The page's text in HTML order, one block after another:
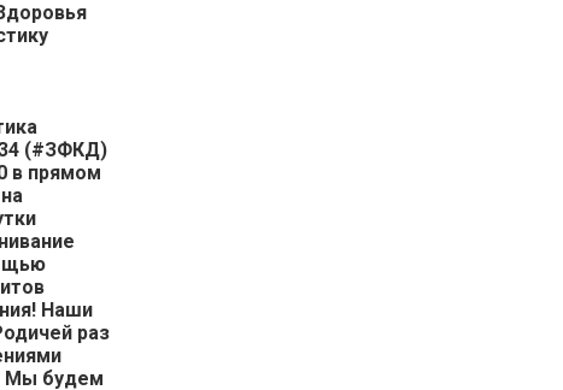
(#ЗФКД)
в прямом
Наши
раз
Мы будем